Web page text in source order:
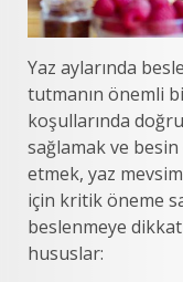
Yaz aylarında
tutmanın önemli
koşullarında
sağlamak ve
etmek, yaz
için kritik öneme
beslenmeye
hususlar: